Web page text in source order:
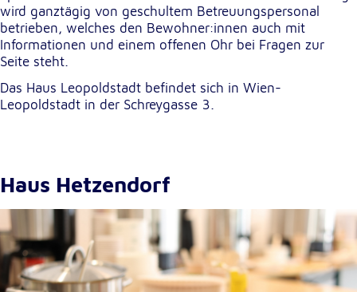
wird ganztägig von geschultem Betreuungspersonal
betrieben, welches den Bewohner:innen auch mit
Informationen und einem offenen Ohr bei Fragen zur
Seite steht.
Das Haus Leopoldstadt befindet sich in Wien-
Leopoldstadt in der Schreygasse 3.
Haus Hetzendorf